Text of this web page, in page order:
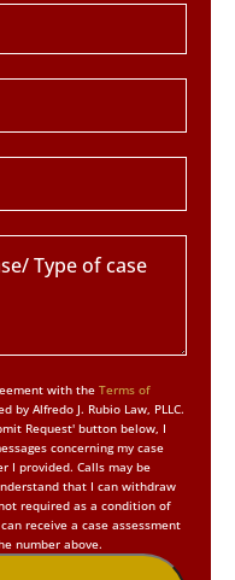
with the Terms of
by Alfredo J. Rubio Law, PLLC.
Request' button below, I
concerning my case
I provided. Calls may be
that I can withdraw
required as a condition of
receive a case assessment
number above.